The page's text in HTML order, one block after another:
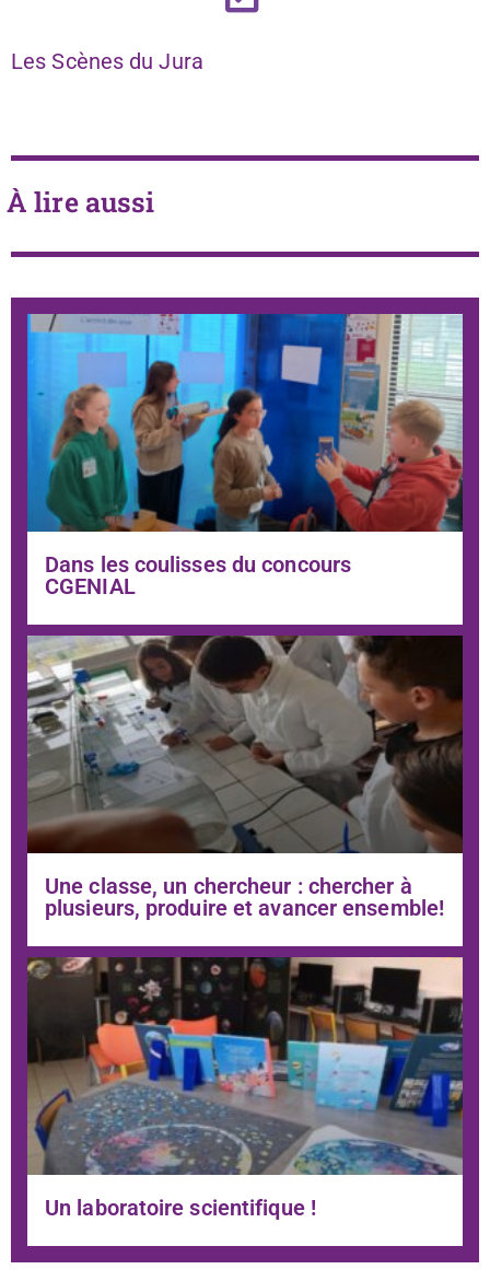
Les Scènes du Jura
À lire aussi
Dans les coulisses du concours
CGENIAL
Une classe, un chercheur : chercher à
plusieurs, produire et avancer ensemble!
Un laboratoire scientifique !